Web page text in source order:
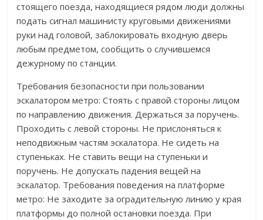
стоящего поезда, находящиеся рядом люди должны
подать сигнал машинисту круговыми движениями
руки над головой, заблокировать входную дверь
любым предметом, сообщить о случившемся
дежурному по станции.
Требования безопасности при пользовании
эскалатором метро: Стоять с правой стороны лицом
по направлению движения. Держаться за поручень.
Проходить с левой стороны. Не прислоняться к
неподвижным частям эскалатора. Не сидеть на
ступеньках. Не ставить вещи на ступеньки и
поручень. Не допускать падения вещей на
эскалатор. Требования поведения на платформе
метро: Не заходите за оградительную линию у края
платформы до полной остановки поезда. При